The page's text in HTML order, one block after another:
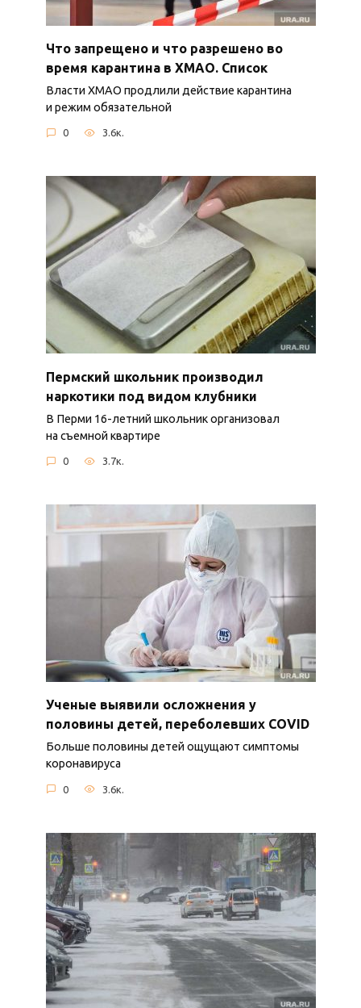
Что запрещено и что разрешено во
время карантина в ХМАО. Список
Власти ХМАО продлили действие карантина
и режим обязательной
0 3.6к.
Пермский школьник производил
наркотики под видом клубники
В Перми 16-летний школьник организовал
на съемной квартире
0 3.7к.
Ученые выявили осложнения у
половины детей, переболевших COVID
Больше половины детей ощущают симптомы
коронавируса
0 3.6к.